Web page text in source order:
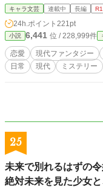
まれるのが「鞘
さやひめ
めに「男と
である。 約九十年ぶりに現れた「花鞘比売」になる「鞘の
処女」――
はその素性
腹を括っ
を好きに
っていた
な男と結
キャンダラス
第2章中盤
キャラ文芸 連載中 長編
24h.ポイント 221pt
小説 6,441 位 / 228,999件
恋愛 現代ファンタジー
日常
現代 ミステリー
25
未来で別れるはずの
絶対未来を見た少女